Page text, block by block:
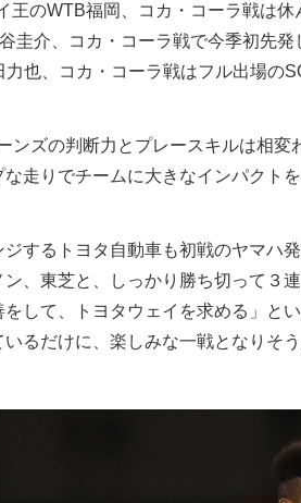
王のWTB福岡、コカ・コーラ戦は
圭介、コカ・コーラ戦で今季初先
也、コカ・コーラ戦はフル出場の
ンズの判断力とプレースキルは相
走りでチームに大きなインパクト
するトヨタ自動車も初戦のヤマハ
、東芝と、しっかり勝ち切って３連
をして、トヨタウェイを求める」
るだけに、楽しみな一戦となりそう